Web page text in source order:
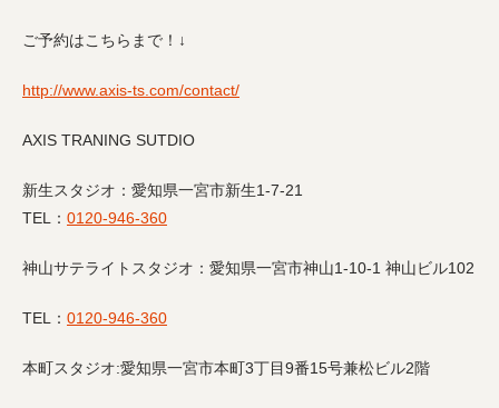
ご予約はこちらまで！ ↓
http://www.axis-ts.com/contact/
AXIS TRANING SUTDIO
新生スタジオ： 愛知県一宮市新生1-7-21
TEL
： 0120-946-360
神山サテライトスタジオ： 愛知県一宮市神山1-10-1 神山ビル102
TEL ： 0120-946-360
本町スタジオ:愛知県一宮市本町3丁目9番15号兼松ビル2階